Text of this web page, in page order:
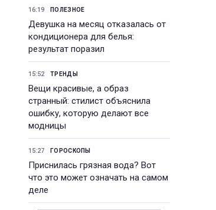
16:19 ПОЛЕЗНОЕ
Девушка на месяц отказалась от
кондиционера для белья:
результат поразил
15:52 ТРЕНДЫ
Вещи красивые, а образ
странный: стилист объяснила
ошибку, которую делают все
модницы
15:27 ГОРОСКОПЫ
Приснилась грязная вода? Вот
что это может означать на самом
деле